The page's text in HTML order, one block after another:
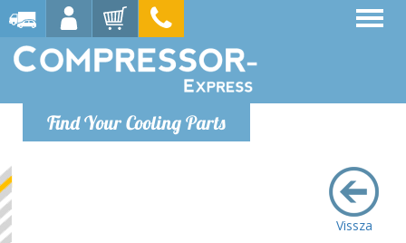
Find Your Cooling Parts
Vissza